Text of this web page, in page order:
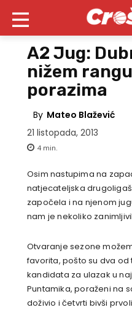
A2 Jug:
nižem
porazima
By Mateo Blažević
21 listopada, 2013
4 min.
Osim nastupima na
natjecateljska
započela i na njenom
nam je nekoliko
Otvaranje sezone
favorita, pošto su dva od
kandidata za ulazak u
Puntamika, poraženi na
doživio i četvrti bivši